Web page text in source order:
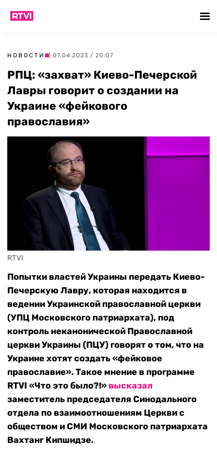
НОВОСТИ | 07.04.2023 / 20:07
РПЦ: «захват» Киево-Печерской
Лавры говорит о создании на
Украине «фейкового
православия»
RTVI
Попытки властей Украины передать Киево-
Печерскую Лавру, которая находится в
ведении Украинской православной церкви
(УПЦ Московского патриархата), под
контроль неканонической Православной
церкви Украины (ПЦУ) говорят о том, что на
Украине хотят создать «фейковое
православие». Такое мнение в программе
RTVI «Что это было?!» высказал
заместитель председателя Синодального
отдела по взаимоотношениям Церкви с
обществом и СМИ Московского патриархата
Вахтанг Кипшидзе.